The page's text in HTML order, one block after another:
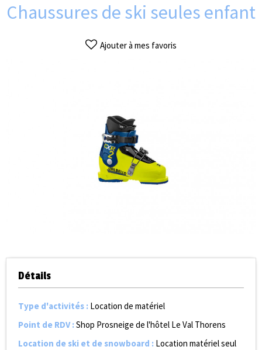
Chaussures de ski seules enfant
Ajouter à mes favoris
Détails
Type d'activités : Location de matériel
Point de RDV:Shop Prosneige de l'hôtel Le Val Thorens
Location de ski et de snowboard : Location matériel seul